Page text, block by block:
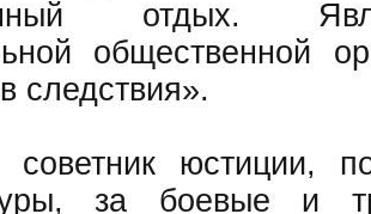
отдых.
общественной
следствия».
юстиции,
за боевые и